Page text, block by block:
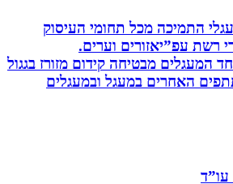
מכל תחומי העיסוק
עפ”יאזורים וערים.
מבטיחה קידום מזורז בגגול
האחרים במעגל ובמעגלים